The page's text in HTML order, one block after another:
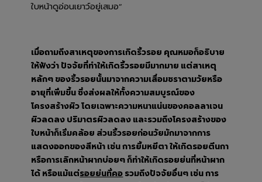
ใบหน้าดูอ่อนเยาว์อยู่เสมอ”
เมื่อถามถึงสาเหตุของการเกิดริ้วรอย คุณหมอก็อธิบาย
ให้ฟังว่า ปัจจัยที่ทำให้เกิดริ้วรอยมีมากมาย แต่สาเหตุ
หลักๆ ของริ้วรอยนั้นมาจากความเสื่อมชราตามวัยหรือ
อายุที่เพิ่มขึ้น ซึ่งส่งผลให้ทั้งความสมบูรณ์ของ
โครงสร้างผิว โดยเฉพาะความหนาแน่นของคอลลาเจน
ผิวลดลง ปริมาตรผิวลดลง และรวมถึงโครงสร้างของ
ใบหน้าก็เริ่มคล้อย ส่วนริ้วรอยก่อนวัยมักมาจากการ
แสดงออกของสีหน้า เช่น การยิ้มหยีตา ให้เกิดรอยตีนกา
หรือการเลิกหน้าผากบ่อยๆ ก็ทำให้เกิดรอยย่นที่หน้าผาก
ได้ หรือแม้แต่รอยย่นที่คอ รวมถึงปัจจัยอื่นๆ เช่น การ